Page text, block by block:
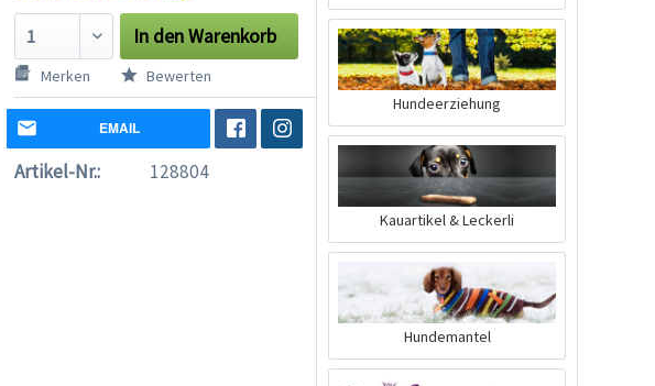
In den Warenkorb
Merken Bewerten
EMAIL
Artikel-Nr.: 128804
Hundeerziehung
Kauartikel & Leckerli
Hundemantel